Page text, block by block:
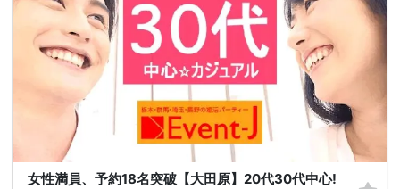
女性満員、予約18名突破【大田原】20代30代中心!